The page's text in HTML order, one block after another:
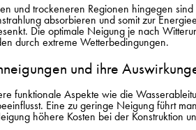
und trockeneren Regionen hingegen
absorbieren und somit zur
Die optimale Neigung je nach
durch extreme Wetterbedingungen.
und ihre
funktionale Aspekte wie die
Eine zu geringe Neigung führt
höhere Kosten bei der Konstruktion